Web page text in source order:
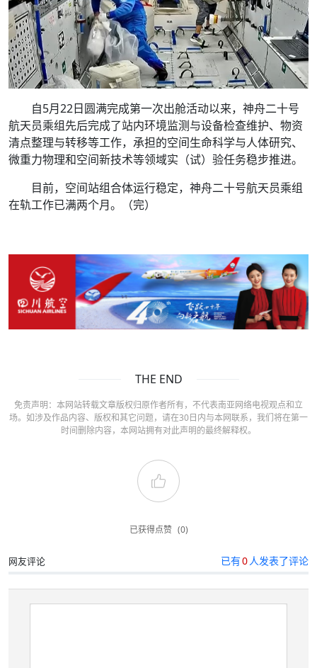
自5月22日圆满完成第一次出舱活动以来，神舟二十号
航天员乘组先后完成了站内环境监测与设备检查维护、物资
清点整理与转移等工作，承担的空间生命科学与人体研究、
微重力物理和空间新技术等领域实（试）验任务稳步推进。
目前，空间站组合体运行稳定，神舟二十号航天员乘组
在轨工作已满两个月。（完）
THE END
免责声明：本网站转载文章版权归原作者所有，不代表南亚网络电视观点和立
场。如涉及作品内容、版权和其它问题，请在30日内与本网联系，我们将在第一
时间删除内容，本网站拥有对此声明的最终解释权。
已获得点赞 (0)
网友评论 已有0人发表了评论